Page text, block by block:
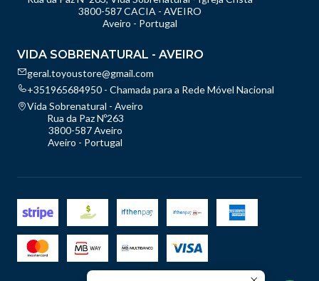
3800-587 CACIA - AVEIRO
Aveiro - Portugal
VIDA SOBRENATURAL - AVEIRO
geral.toyoustore@gmail.com
+351965684950 - Chamada para a Rede Móvel Nacional
Vida Sobrenatural - Aveiro
Rua da Paz Nº263
3800-587 Aveiro
Aveiro - Portugal